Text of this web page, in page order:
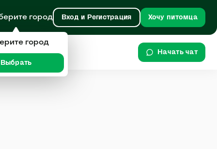
город Вход и Регистрация Хочу питомца
Начать чат
город
Выбрать